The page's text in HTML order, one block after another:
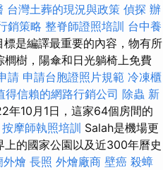
台灣土葬的現況與政策 偵探 辦
銷策略 整脊師證照培訓 台中養
標是編譯最重要的內容，物有所
樹，陽傘和日光躺椅上免費
請 申請台胞證照片規範 冷凍櫃
得信賴的網路行銷公司 除蟲 新
年10月1日，這家64個房間的
按摩師執照培訓 Salah是機場更
的國家公園以及近300年曆史
外燴 長照 外燴廠商 壁癌 殺蟑